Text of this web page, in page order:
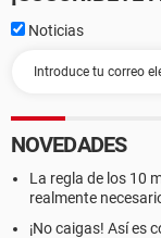
Noticias
NOVEDADES
La regla de los 10
realmente
¡No caigas! Así es